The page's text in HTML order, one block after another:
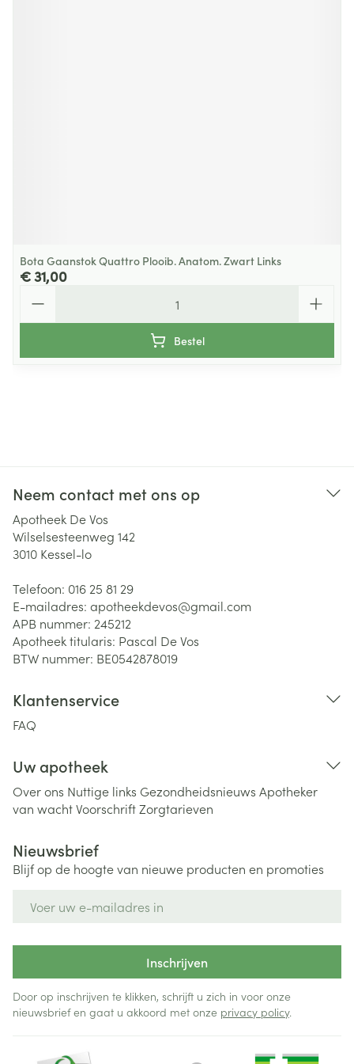
Bota Gaanstok Quattro Plooib. Anatom. Zwart Links
€ 31,00
Bestel
Neem contact met ons op
Apotheek De Vos
Wilselsesteenweg 142
3010 Kessel-lo
Telefoon: 016 25 81 29
E-mailadres: apotheekdevos@gmail.com
APB nummer: 245212
Apotheek titularis: Pascal De Vos
BTW nummer: BE0542878019
Klantenservice
FAQ
Uw apotheek
Over ons Nuttige links Gezondheidsnieuws Apotheker
van wachtVoorschriftZorgtarieven
Nieuwsbrief
Blijf op de hoogte van nieuwe producten en promoties
Inschrijven
Door op inschrijven te klikken, schrijft u zich in voor onze
nieuwsbrief en gaat u akkoord met onze privacy policy.